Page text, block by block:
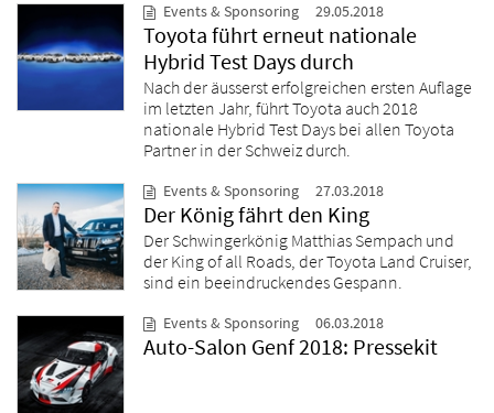
Events & Sponsoring 29.05.2018
Toyota führt erneut nationale
Hybrid Test Days durch
Nach der äusserst erfolgreichen ersten Auflage
im letzten Jahr, führt Toyota auch 2018
nationale Hybrid Test Days bei allen Toyota
Partner in der Schweiz durch.
Events & Sponsoring 27.03.2018
Der König fährt den King
Der Schwingerkönig Matthias Sempach und
der King of all Roads, der Toyota Land Cruiser,
sind ein beeindruckendes Gespann.
Events & Sponsoring 06.03.2018
Auto-Salon Genf 2018: Pressekit